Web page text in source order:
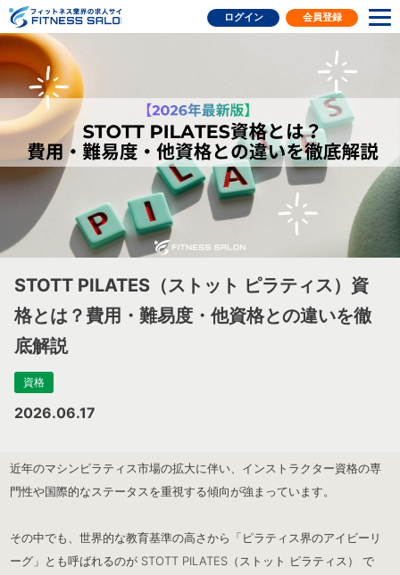
フィットネス業界の求人
ログイン 会員登録
STOTT PILATES（ストット ピラティス）資
格とは？費用・難易度・他資格との違いを徹
底解説
資格
2026.06.17
近年のマシンピラティス市場の拡大に伴い、インストラクター資格の専
門性や国際的なステータスを重視する傾向が強まっています。
その中でも、世界的な教育基準の高さから「ピラティス界のアイビーリ
ーグ」とも呼ばれるのが STOTT PILATES（ストット ピラティス） で